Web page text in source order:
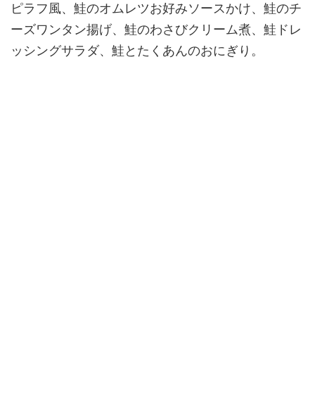
ピラフ風、鮭のオムレツお好みソースかけ、鮭のチ
ーズワンタン揚げ、鮭のわさびクリーム煮、鮭ドレ
ッシングサラダ、鮭とたくあんのおにぎり。